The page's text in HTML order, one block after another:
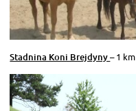
Stadnina Koni Brejdyny– 1 km